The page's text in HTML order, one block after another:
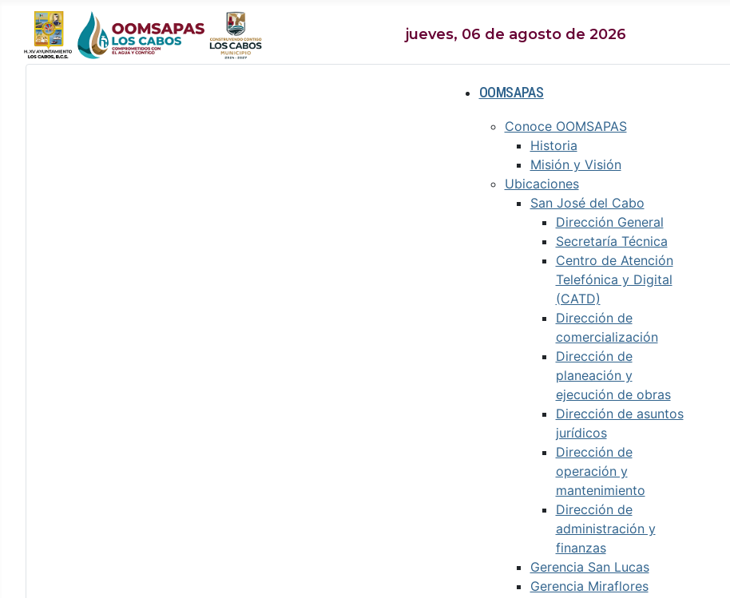
jueves, 06 de agosto de 2026
OOMSAPAS
Conoce OOMSAPAS
Historia
Misión y Visión
Ubicaciones
San José del Cabo
Dirección General
Secretaría Técnica
Centro de Atención
Telefónica y Digital
(CATD)
Dirección de
comercialización
Dirección de
planeación y
ejecución de obras
Dirección de asuntos
jurídicos
Dirección de
operación y
mantenimiento
Dirección de
administración y
finanzas
Gerencia San Lucas
Gerencia Miraflores